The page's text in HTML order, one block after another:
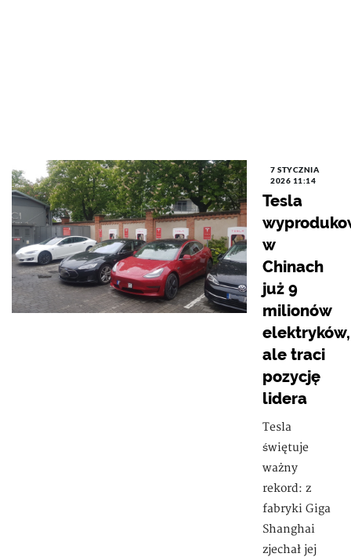
7 STYCZNIA
2026 11:14
Tesla
w
Chinach
już 9
milionów
elektryków,
ale traci
pozycję
lidera
Tesla
świętuje
ważny
rekord: z
fabryki Giga
Shanghai
zjechał jej